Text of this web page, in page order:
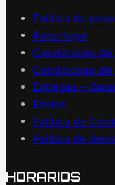
Política de
Aviso legal
Condiciones de
Condiciones de
Entregas –
Envíos
Política de
Política de
HORARIOS